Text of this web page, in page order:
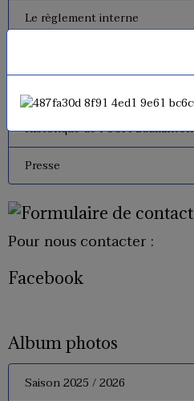
Le règlement interne
Dates de fermeture
Historique de l'USM Badminton
Presse
Pour nous contacter :
Facebook
Album photos
Saison 2025 / 2026